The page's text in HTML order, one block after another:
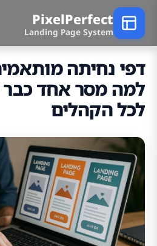
PixelPerfect
Landing Page System
דפי נחיתה
למה מסר אחד
לכל הקהלים